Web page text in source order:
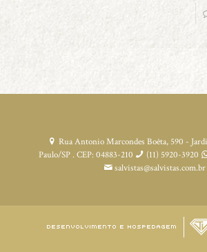
Rua Antonio Marcondes Boêta, 590 -
Paulo/SP . CEP: 04883-210
(11) 5920-3920
salvistas@salvistas.com.br